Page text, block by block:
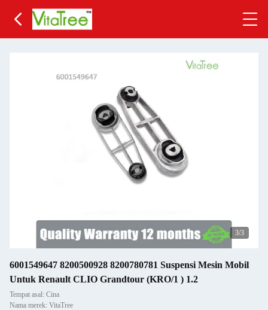
3/3
6001549647 8200500928 8200780781 Suspensi Mesin Mobil
Untuk Renault CLIO Grandtour (KRO/1 ) 1.2
Tempat asal: Cina
Nama merek: VitaTree